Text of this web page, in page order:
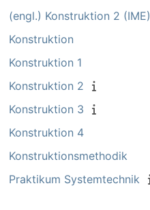
(engl.) Konstruktion 2 (IME)
Konstruktion
Konstruktion 1
Konstruktion 2
Konstruktion 3
Konstruktion 4
Konstruktionsmethodik
Praktikum Systemtechnik